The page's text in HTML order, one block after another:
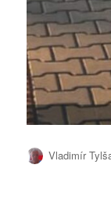
Autor:
Vladimír